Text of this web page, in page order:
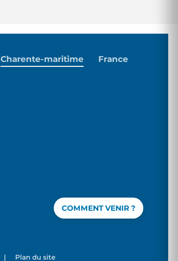
COMMENT VENIR ?
Charente-maritime France
| Plan du site